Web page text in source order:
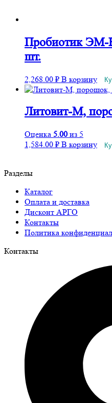
Пробиотик ЭМ-
шт.
2,268.00 ₽ В корзину
Литовит-М,
Оценка 5.00 из 5
1,584.00 ₽ В корзину
Разделы
Каталог
Оплата и доставка
Дисконт АРГО
Контакты
Политика
Контакты